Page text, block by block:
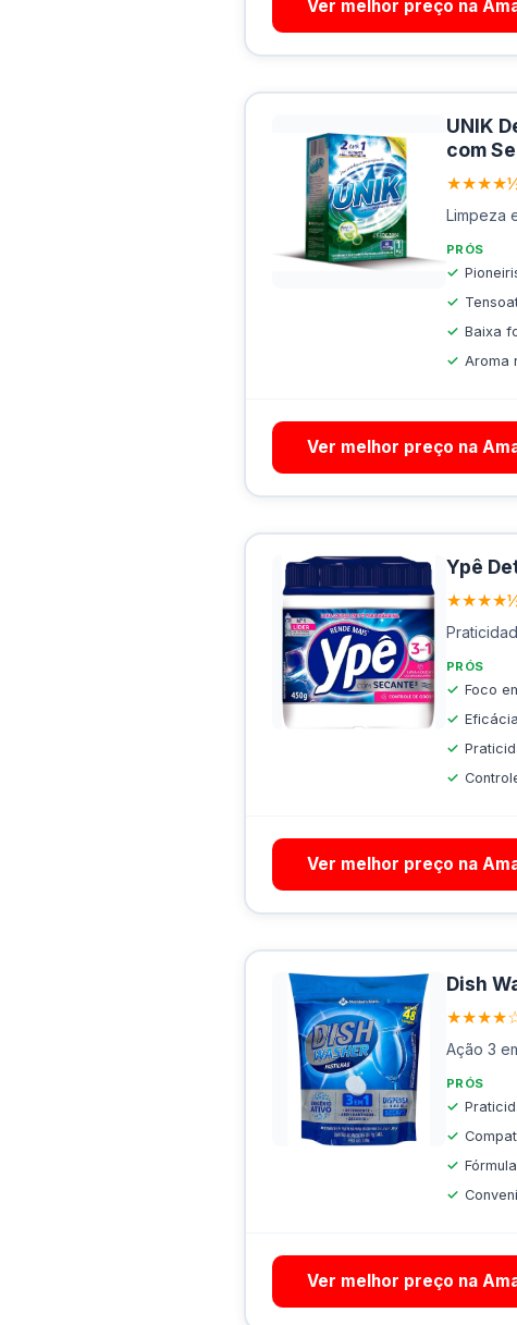
Ver melhor preço na
UNIK
com
Limpeza
PRÓS
Baixa
Aroma
Ver melhor preço na
Ypê
PRÓS
Foco
Ver melhor preço na
Dish
Ação 3
PRÓS
Ver melhor preço na